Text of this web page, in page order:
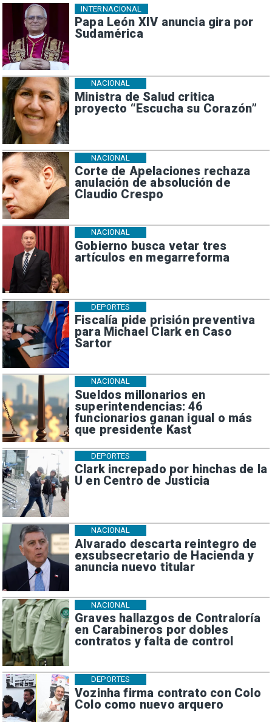
Papa León XIV anuncia gira por
Sudamérica
INTERNACIONAL
Ministra de Salud critica
proyecto “Escucha su Corazón”
NACIONAL
Corte de Apelaciones rechaza
anulación de absolución de
Claudio Crespo
NACIONAL
Gobierno busca vetar tres
artículos en megarreforma
NACIONAL
Fiscalía pide prisión preventiva
para Michael Clark en Caso
Sartor
DEPORTES
Sueldos millonarios en
superintendencias: 46
funcionarios ganan igual o más
que presidente Kast
NACIONAL
Clark increpado por hinchas de la
U en Centro de Justicia
DEPORTES
Alvarado descarta reintegro de
exsubsecretario de Hacienda y
anuncia nuevo titular
NACIONAL
Graves hallazgos de Contraloría
en Carabineros por dobles
contratos y falta de control
NACIONAL
Vozinha firma contrato con Colo
Colo como nuevo arquero
DEPORTES